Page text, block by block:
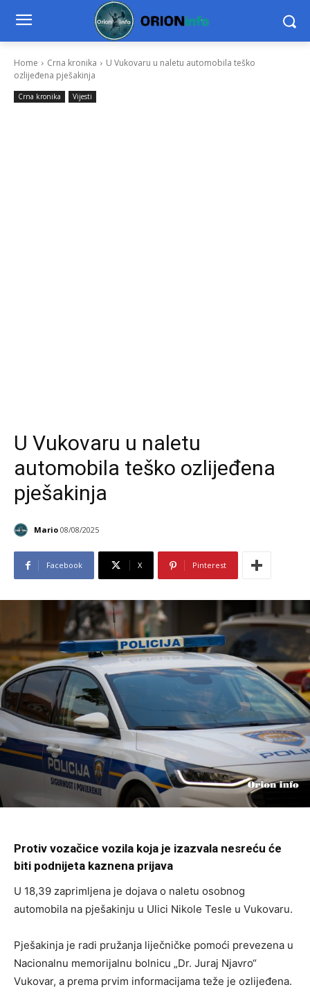
Home Crna kronika
U Vukovaru u naletu automobila teško
ozlijeđena pješakinja
Crna kronika Vijesti
U Vukovaru u naletu
automobila teško ozlijeđena
pješakinja
Mario 08/08/2025
Facebook X Pinterest
Protiv vozačice vozila koja je izazvala nesreću će
biti podnijeta kaznena prijava
U 18,39 zaprimljena je dojava o naletu osobnog
automobila na pješakinju u Ulici Nikole Tesle u Vukovaru.
Pješakinja je radi pružanja liječničke pomoći prevezena u
Nacionalnu memorijalnu bolnicu „Dr. Juraj Njavro“
Vukovar, a prema prvim informacijama teže je ozlijeđena.